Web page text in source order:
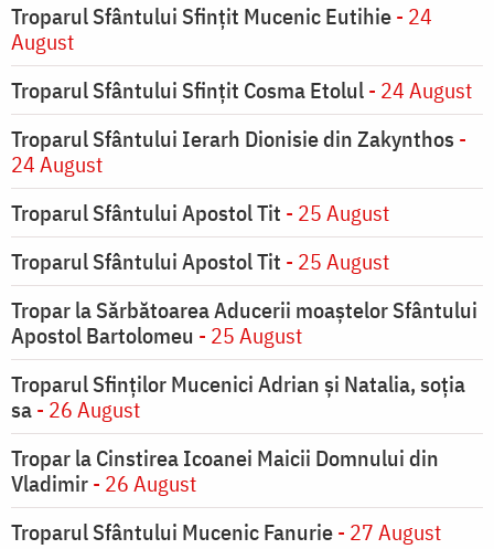
Troparul Sfântului Sfinţit Mucenic Eutihie- 24
August
Troparul Sfântului Sfinţit Cosma Etolul- 24 August
Troparul Sfântului Ierarh Dionisie din Zakynthos -
24 August
Troparul Sfântului Apostol Tit - 25 August
Troparul Sfântului Apostol Tit - 25 August
Tropar la Sărbătoarea Aducerii moaştelor Sfântului
Apostol Bartolomeu - 25 August
Troparul Sfinţilor Mucenici Adrian şi Natalia, soţia
sa- 26 August
Tropar la Cinstirea Icoanei Maicii Domnului din
Vladimir- 26 August
Troparul Sfântului Mucenic Fanurie- 27 August